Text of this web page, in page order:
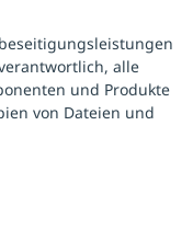
alle
und Produkte
von Dateien und